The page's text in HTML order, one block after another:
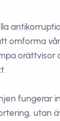
omforma
orättvisor
fungerar
utan